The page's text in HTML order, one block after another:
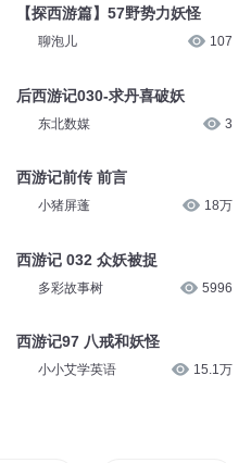
【探西游篇】57野势力妖怪
聊泡儿 107
后西游记030-求丹喜破妖
东北数媒 3
西游记前传 前言
小猪屏蓬 18万
西游记 032 众妖被捉
多彩故事树 5996
西游记97 八戒和妖怪
小小艾学英语 15.1万